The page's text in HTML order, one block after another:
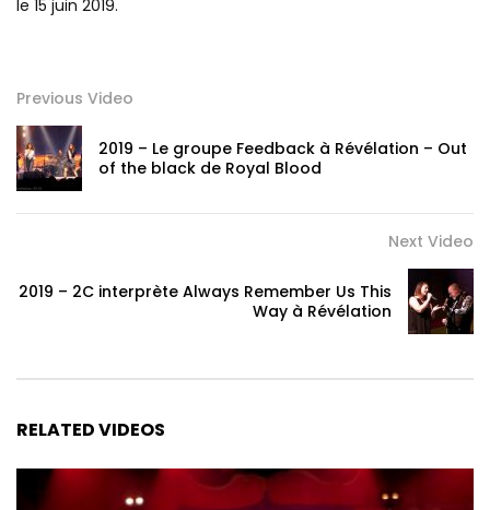
le 15 juin 2019.
Previous Video
2019 – Le groupe Feedback à Révélation – Out
of the black de Royal Blood
Next Video
2019 – 2C interprète Always Remember Us This
Way à Révélation
RELATED VIDEOS